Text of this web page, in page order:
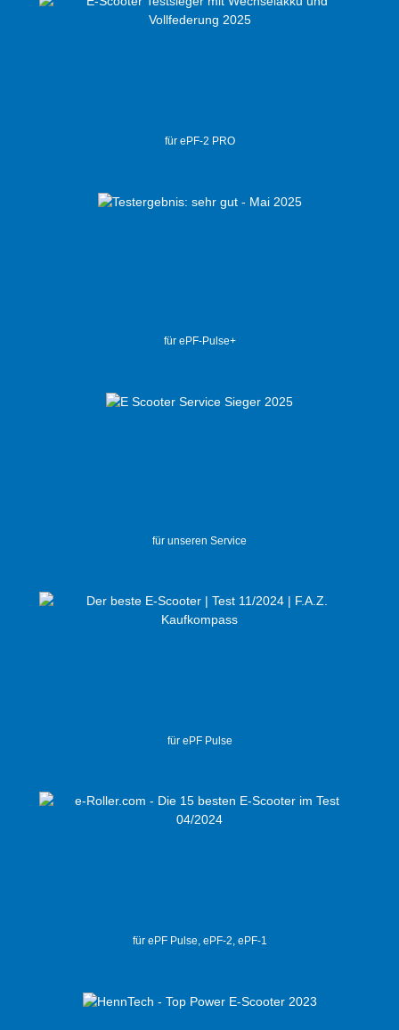
für ePF-2 PRO
für ePF-Pulse+
für unseren Service
für ePF Pulse
für ePF Pulse, ePF-2, ePF-1